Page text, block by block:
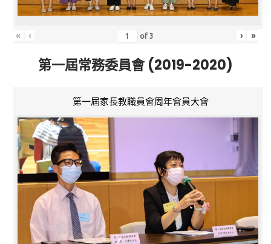
« ‹ of3 › »
第一屆常務委員會 (2019-2020)
第一屆家長教職員會周年會員大會